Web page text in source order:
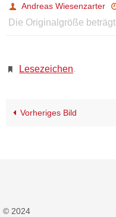
Andreas Wiesenzarter
Die Originalgröße beträgt
Lesezeichen.
Vorheriges Bild
© 2024